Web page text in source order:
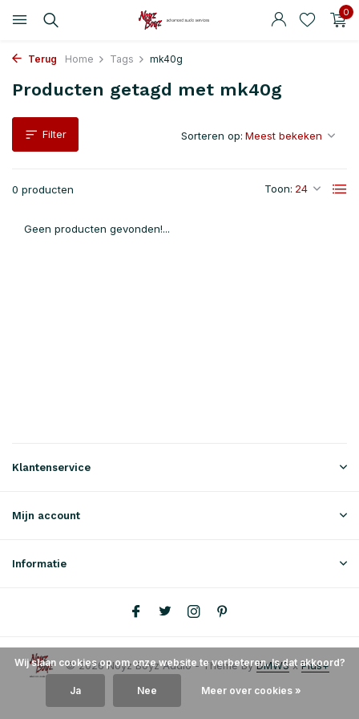
0
Terug Home Tags mk40g
Producten getagd met mk40g
Filter
0 producten Toon:
Sorteren op:
Geen producten gevonden!...
Klantenservice
Mijn account
Informatie
© 2026 Noyz Boyz Audio - Theme ByDMWSxPlus+
Wij slaan cookies op om onze website te verbeteren. Is dat akkoord?
Ja Nee Meer over cookies »